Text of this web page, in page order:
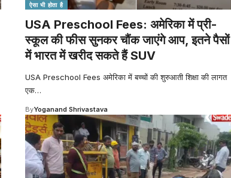
ऐसा भी होता है
USA Preschool Fees: अमेरिका में प्री-
स्कूल की फीस सुनकर चौंक जाएंगे आप, इतने पैसों
में भारत में खरीद सकते हैं SUV
USA Preschool Fees अमेरिका में बच्चों की शुरुआती शिक्षा की लागत
एक…
ByYoganand Shrivastava